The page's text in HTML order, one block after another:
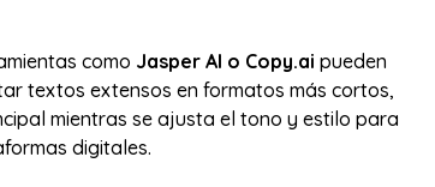
como Jasper AI o Copy.ai pueden
textos extensos en formatos más cortos,
mientras se ajusta el tono y estilo para
digitales.